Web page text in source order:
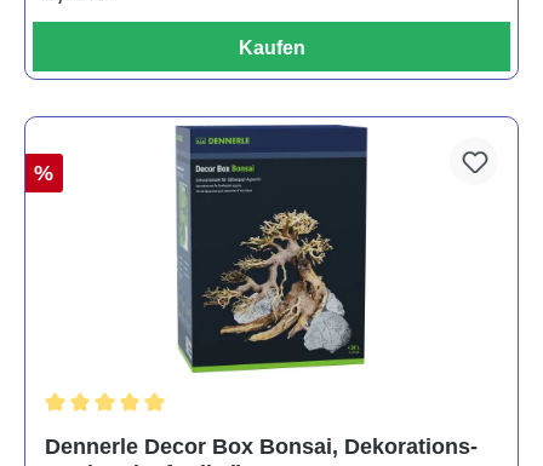
Kaufen
%
Dennerle Decor Box Bonsai, Dekorations-